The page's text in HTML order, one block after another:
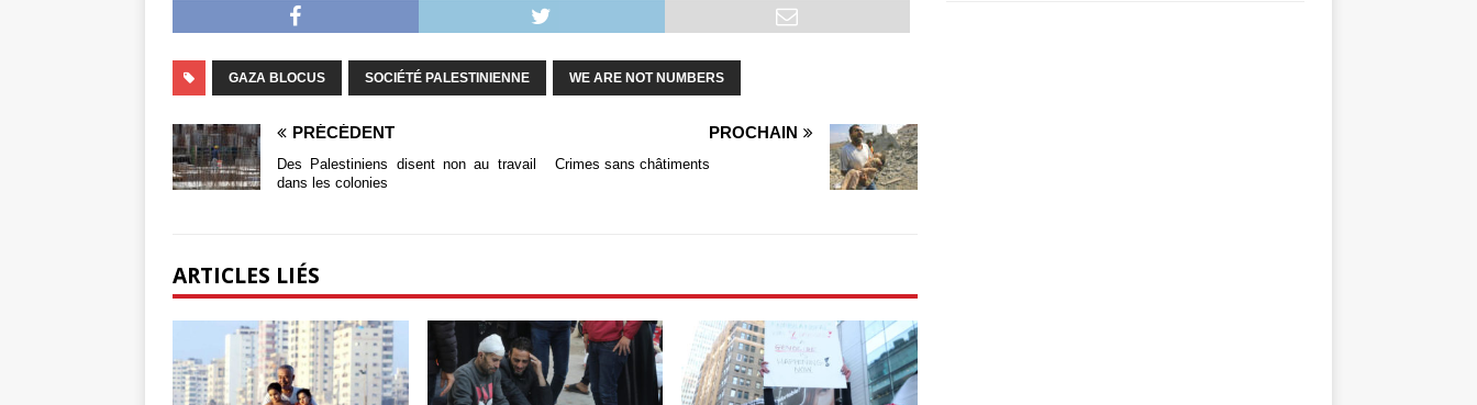
GAZA BLOCUS SOCIÉTÉ PALESTINIENNE WE ARE NOT NUMBERS
PRÉCÉDENT
Des Palestiniens disent non au travail
dans les colonies
PROCHAIN
Crimes sans châtiments
ARTICLES LIÉS